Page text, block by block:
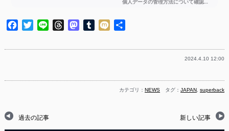
Facebook
TwitterLine ThreadsMastodon
Tumblr
Mixi
2024.4.10 12:00
カテゴリ：NEWS タグ：JAPAN ,superback
過去の記事 新しい記事